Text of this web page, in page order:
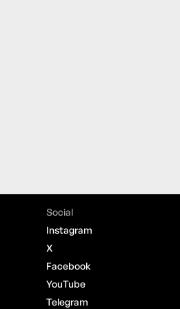
Social
Instagram
X
Facebook
YouTube
Telegram